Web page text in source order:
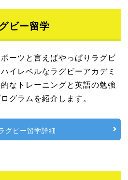
ビー留学
ーツと言えばやっぱりラグビ
イレベルなラグビーアカデミ
なトレーニングと英語の勉強
グラムを紹介します。
グビー留学詳細